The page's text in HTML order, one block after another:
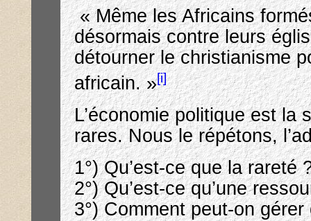
« Même les Africains
désormais contre leurs
détourner le christianisme
africain. »[i]
L’économie politique est la
rares. Nous le répétons,
1°) Qu’est-ce que la rareté
2°) Qu’est-ce qu’une
3°) Comment peut-on